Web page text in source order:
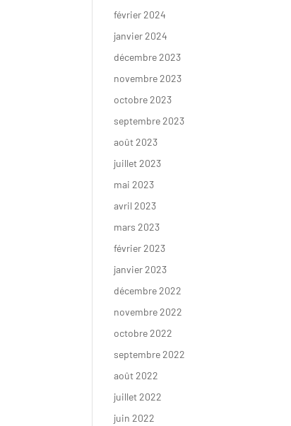
février 2024
janvier 2024
décembre 2023
novembre 2023
octobre 2023
septembre 2023
août 2023
juillet 2023
mai 2023
avril 2023
mars 2023
février 2023
janvier 2023
décembre 2022
novembre 2022
octobre 2022
septembre 2022
août 2022
juillet 2022
juin 2022